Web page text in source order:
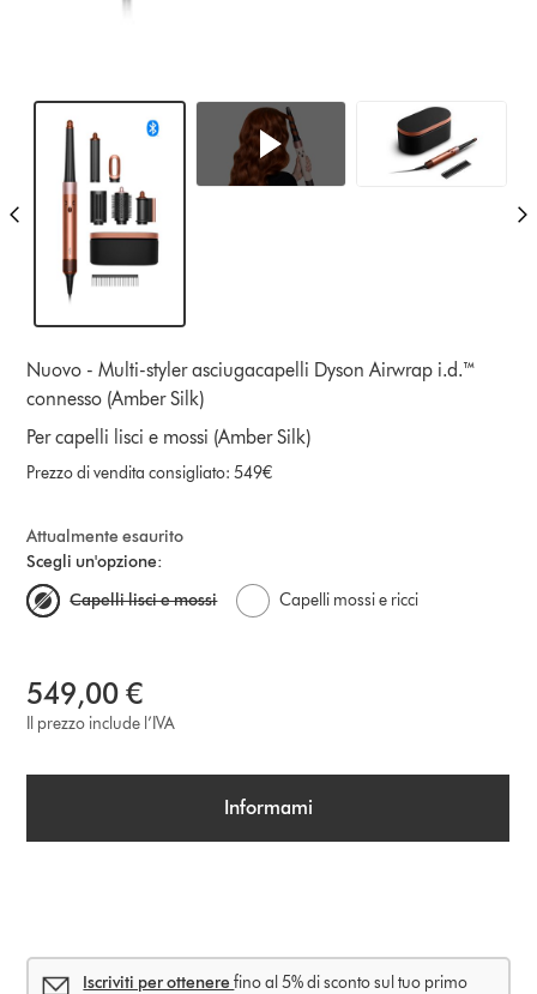
Nuovo - Multi-styler asciugacapelli Dyson Airwrap i.d.™
connesso (Amber Silk)
Per capelli lisci e mossi (Amber Silk)
Prezzo di vendita consigliato: 549€
Attualmente esaurito
Scegli un'opzione:
Capelli lisci e mossi
Capelli mossi e ricci
549,00 €
Il prezzo include l’IVA
Informami
Iscriviti per ottenerefino al 5% di sconto sul tuo primo